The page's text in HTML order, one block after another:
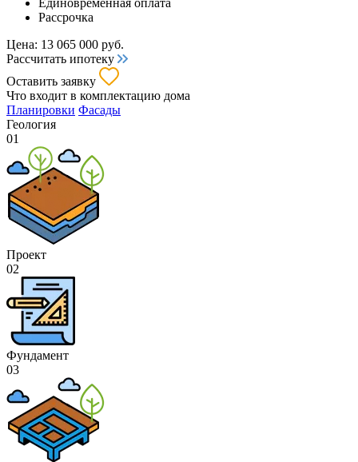
Единовременная оплата
Рассрочка
Цена: 13 065 000 руб.
Рассчитать ипотеку
Оставить заявку
Что входит в комплектацию дома
Планировки Фасады
Геология
01
Проект
02
Фундамент
03